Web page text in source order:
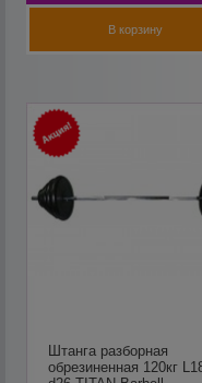
В корзину
Штанга разборная
обрезиненная 120кг